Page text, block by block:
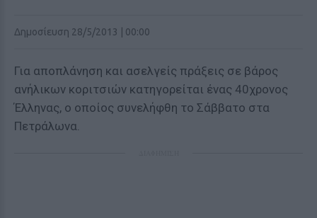
Δημοσίευση 28/5/2013 | 00:00
Για αποπλάνηση και ασελγείς πράξεις σε βάρος
ανήλικων κοριτσιών κατηγορείται ένας 40χρονος
Έλληνας, ο οποίος συνελήφθη το Σάββατο στα
Πετράλωνα.